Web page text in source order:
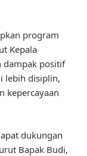
program
Kepala
dampak positif
lebih disiplin,
kepercayaan
dukungan
Bapak Budi,